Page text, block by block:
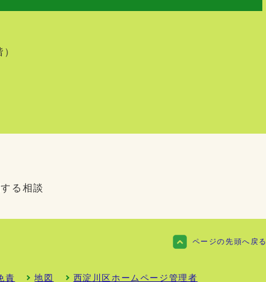
る相談
ページの先頭へ戻る
責 地図 西淀川区ホームページ管理者